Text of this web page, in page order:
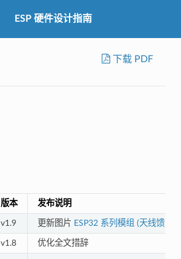
ESP 硬件设计指南
下载 PDF
版本 发布说明
v1.9 更新图片 ESP32 系列模组 (天线馈点
v1.8 优化全文措辞